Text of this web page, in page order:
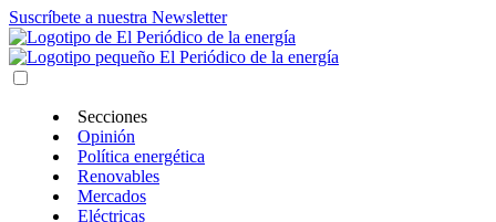
Suscríbete a nuestra Newsletter
Secciones
Opinión
Política energética
Renovables
Mercados
Eléctricas